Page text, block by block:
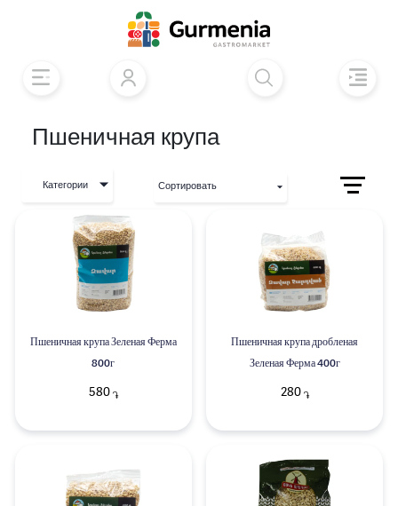
Пшеничная крупа
Категории Сортировать
Пшеничная крупа Зеленая Ферма
800г
580֏
Пшеничная крупа дробленая
Зеленая Ферма 400г
280֏